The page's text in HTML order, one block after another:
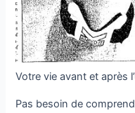
Votre vie avant et après
Pas besoin de